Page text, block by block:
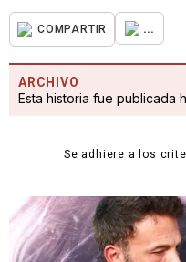
COMPARTIR ...
ARCHIVO
Esta historia fue publicada
Se adhiere a los